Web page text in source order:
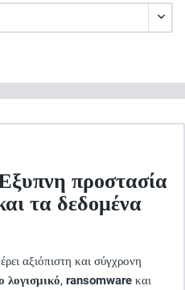
προστασία
τα δεδομένα
αξιόπιστη και σύγχρονη
λογισμικό, ransomware και